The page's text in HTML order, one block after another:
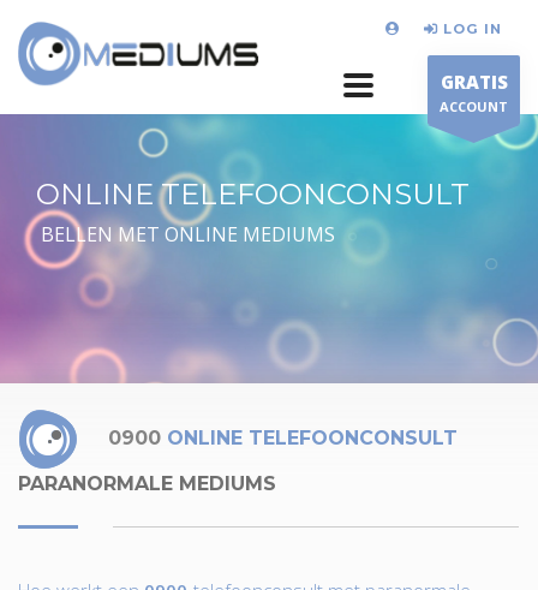
LOG IN
GRATIS
ACCOUNT
ONLINE TELEFOONCONSULT
BELLEN MET ONLINE MEDIUMS
0900 ONLINE TELEFOONCONSULT
PARANORMALE MEDIUMS